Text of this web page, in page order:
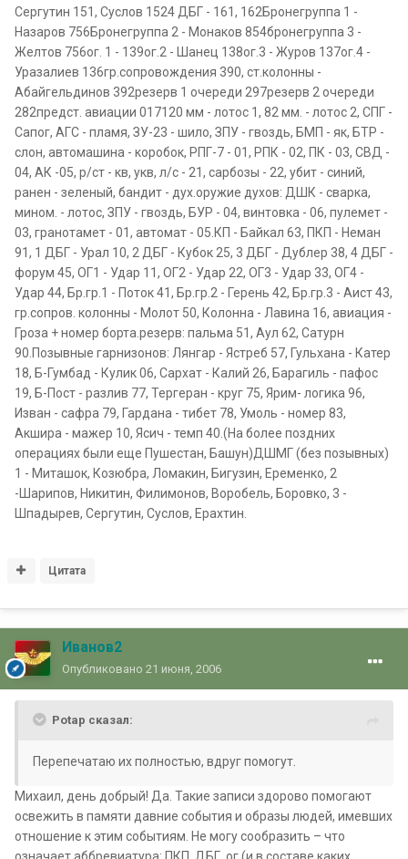
Сергутин 151, Суслов 1524 ДБГ - 161, 162Бронегруппа 1 -
Назаров 756Бронегруппа 2 - Монаков 854бронегруппа 3 -
Желтов 756ог. 1 - 139ог.2 - Шанец 138ог.3 - Журов 137ог.4 -
Уразалиев 136гр.сопровождения 390, ст.колонны -
Абайгельдинов 392резерв 1 очереди 297резерв 2 очереди
282предст. авиации 017120 мм - лотос 1, 82 мм. - лотос 2, СПГ -
Сапог, АГС - пламя, ЗУ-23 - шило, ЗПУ - гвоздь, БМП - як, БТР -
слон, автомашина - коробок, РПГ-7 - 01, РПК - 02, ПК - 03, СВД -
04, АК -05, р/ст - кв, укв, л/с - 21, сарбозы - 22, убит - синий,
ранен - зеленый, бандит - дух.оружие духов: ДШК - сварка,
мином. - лотос, ЗПУ - гвоздь, БУР - 04, винтовка - 06, пулемет -
03, гранотамет - 01, автомат - 05.КП - Байкал 63, ПКП - Неман
91, 1 ДБГ - Урал 10, 2 ДБГ - Кубок 25, 3 ДБГ - Дублер 38, 4 ДБГ -
форум 45, ОГ1 - Удар 11, ОГ2 - Удар 22, ОГ3 - Удар 33, ОГ4 -
Удар 44, Бр.гр.1 - Поток 41, Бр.гр.2 - Герень 42, Бр.гр.3 - Аист 43,
гр.сопров. колонны - Молот 50, Колонна - Лавина 16, авиация -
Гроза + номер борта.резерв: пальма 51, Аул 62, Сатурн
90.Позывные гарнизонов: Лянгар - Ястреб 57, Гульхана - Катер
18, Б-Гумбад - Кулик 06, Сархат - Калий 26, Барагиль - пафос
19, Б-Пост - разлив 77, Тергеран - круг 75, Ярим- логика 96,
Изван - сафра 79, Гардана - тибет 78, Умоль - номер 83,
Акшира - мажер 10, Ясич - темп 40.(На более поздних
операциях были еще Пушестан, Башун)ДШМГ (без позывных)
1 - Миташок, Козюбра, Ломакин, Бигузин, Еременко, 2
-Шарипов, Никитин, Филимонов, Воробель, Боровко, 3 -
Шпадырев, Сергутин, Суслов, Ерахтин.
Цитата
Иванов2
Опубликовано 21 июня, 2006
Potap сказал:
Перепечатаю их полностью, вдруг помогут.
Михаил, день добрый! Да. Такие записи здорово помогают
освежить в памяти давние события и образы людей, имевших
отношение к этим событиям. Не могу сообразить – что
означает аббревиатура: ПКП, ДБГ, ог (и в составе каких